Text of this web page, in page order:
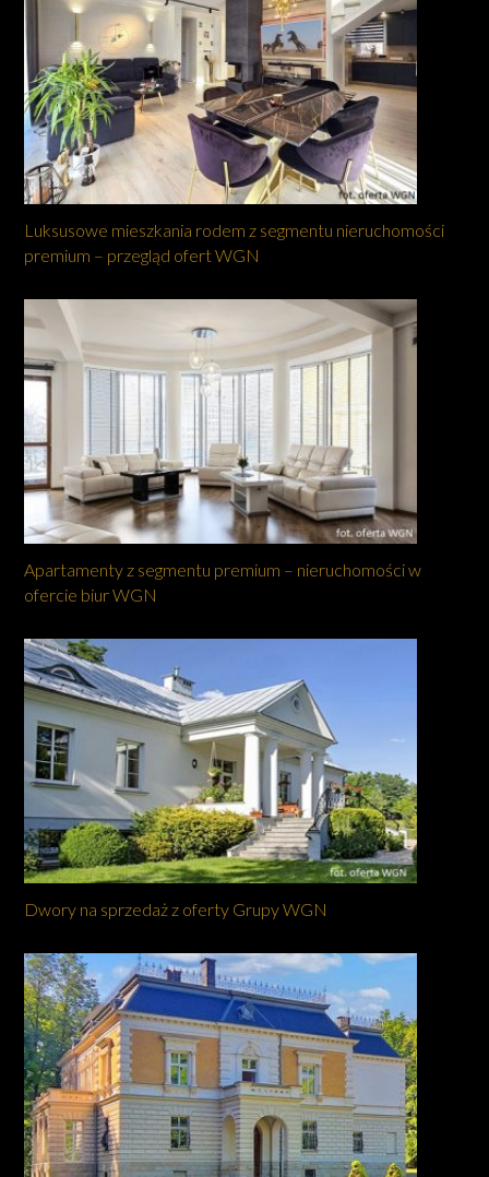
Luksusowe mieszkania rodem z segmentu nieruchomości
premium – przegląd ofert WGN
Apartamenty z segmentu premium – nieruchomości w
ofercie biur WGN
Dwory na sprzedaż z oferty Grupy WGN